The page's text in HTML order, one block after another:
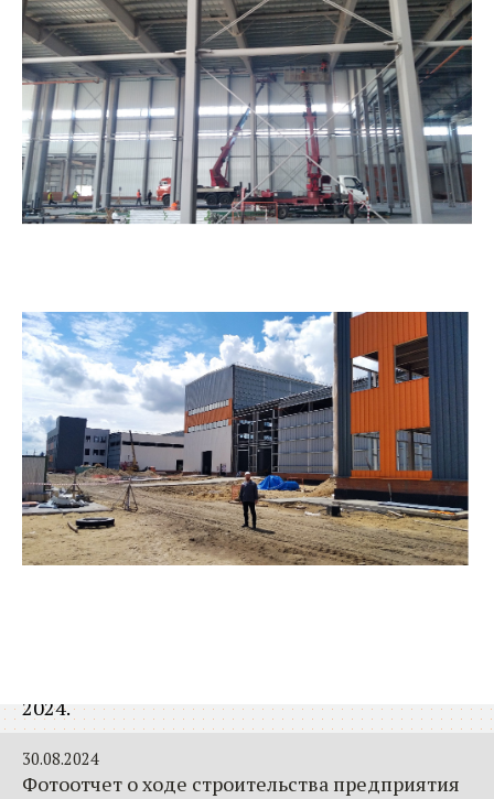
Октябрь 2024.
05.11.2024
Фотоотчет о ходе строительства предприятия
ООО «РусСилика» на территории ОЭЗ Кулибин
(г. Дзержинск, Нижегородская область).
Октябрь 2024г.
05.11.2024
Красноярская Технологическая Долина.
Октябрь 2024г.
02.09.2024
Фотоотчет о ходе строительства 1-й очереди
машиностроительного предприятия АО
«Спецтехномаш» на территории ОЭЗ
Красноярская Технологическая Долина. Август
2024г.
2024.
30.08.2024
Фотоотчет о ходе строительства предприятия